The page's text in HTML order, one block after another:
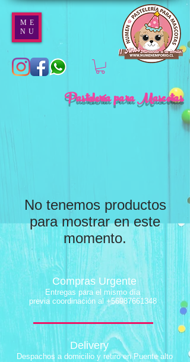
ME
NU
Pastelería para Mascotas
No tenemos productos
para mostrar en este
momento.
Compras Urgente
Entregas para el mismo día
previa coordinación al +56987661348
Delivery
Despachos a domicilio y retiro en Puente alto